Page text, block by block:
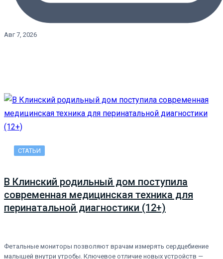
Авг 7, 2026
СТАТЬИ
В Клинский родильный дом поступила
современная медицинская техника для
перинатальной диагностики (12+)
Фетальные мониторы позволяют врачам измерять сердцебиение
малышей внутри утробы. Ключевое отличие новых устройств —